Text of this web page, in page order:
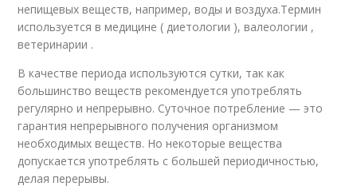
непищевых веществ, например, воды и воздуха.Термин
используется в медицине ( диетологии ), валеологии ,
ветеринарии .
В качестве периода используются сутки, так как
большинство веществ рекомендуется употреблять
регулярно и непрерывно. Суточное потребление — это
гарантия непрерывного получения организмом
необходимых веществ. Но некоторые вещества
допускается употреблять с большей периодичностью,
делая перерывы.